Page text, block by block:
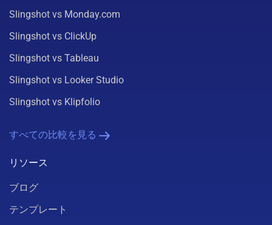
Slingshot vs Monday.com
Slingshot vs ClickUp
Slingshot vs Tableau
Slingshot vs Looker Studio
Slingshot vs Klipfolio
すべての比較を見る
リソース
ブログ
テンプレート